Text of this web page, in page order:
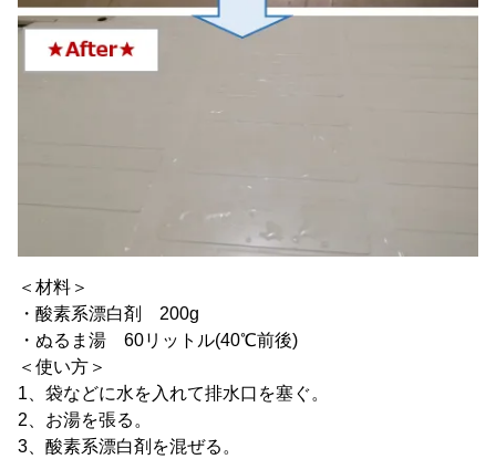
＜材料＞
・酸素系漂白剤 200g
・ぬるま湯 60リットル(40℃前後)
＜使い方＞
1、袋などに水を入れて排水口を塞ぐ。
2、お湯を張る。
3、酸素系漂白剤を混ぜる。